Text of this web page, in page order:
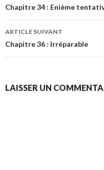
des
articles
Chapitre 34 : Enième
ARTICLE SUIVANT
Chapitre 36 : Irréparable
LAISSER UN